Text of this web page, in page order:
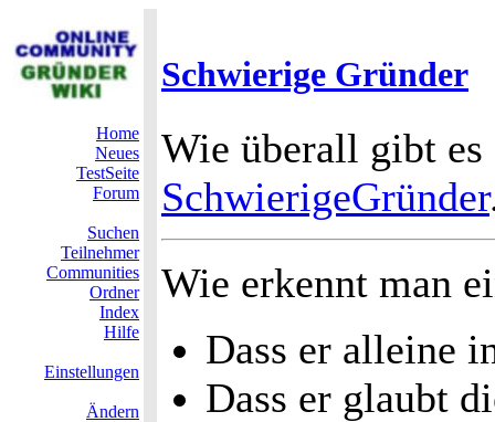
Schwierige Gründer
Home
Neues
TestSeite
Forum
Suchen
Teilnehmer
Communities
Ordner
Index
Hilfe
Einstellungen
Ändern
Wie überall gibt
SchwierigeGründer
Wie erkennt man
Dass er alleine
Dass er glaubt